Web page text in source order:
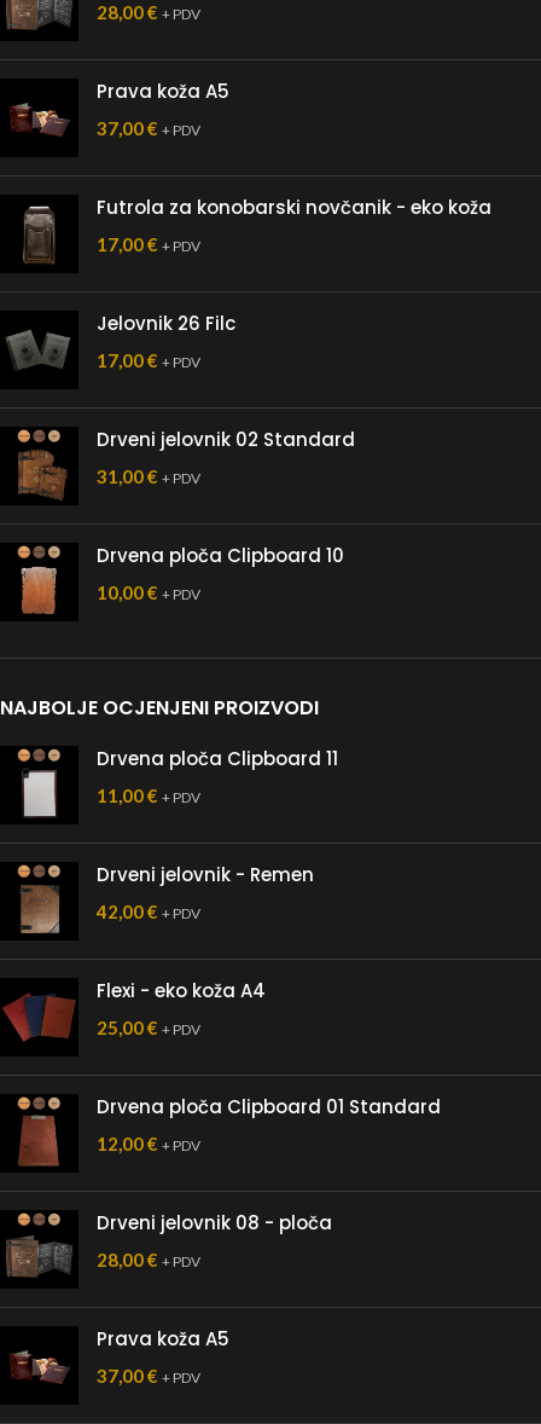
28,00€ + PDV
Prava koža A5
37,00€ + PDV
Futrola za konobarski novčanik - eko koža
17,00€ + PDV
Jelovnik 26 Filc
17,00€ + PDV
Drveni jelovnik 02 Standard
31,00€ + PDV
Drvena ploča Clipboard 10
10,00€ + PDV
NAJBOLJE OCJENJENI PROIZVODI
Drvena ploča Clipboard 11
11,00€ + PDV
Drveni jelovnik - Remen
42,00€ + PDV
Flexi - eko koža A4
25,00€ + PDV
Drvena ploča Clipboard 01 Standard
12,00€ + PDV
Drveni jelovnik 08 - ploča
28,00€ + PDV
Prava koža A5
37,00€ + PDV